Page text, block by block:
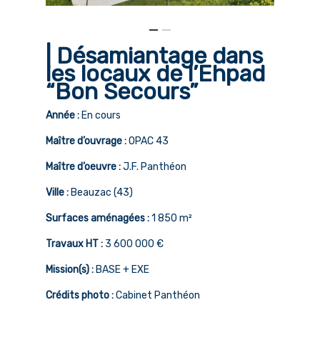
| Désamiantage dans
les locaux de l’Ehpad
“Bon Secours”
Année : En cours
Maître d’ouvrage :OPAC 43
Maître d’oeuvre :J.F. Panthéon
Ville : Beauzac (43)
Surfaces aménagées :1 850 m²
Travaux HT : 3 600 000 €
Mission(s) : BASE + EXE
Crédits photo :Cabinet Panthéon
Accueil
L’équipe
Contact